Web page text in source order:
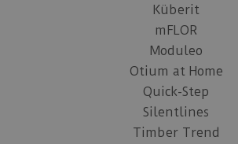
Küberit
mFLOR
Moduleo
Otium at Home
Quick-Step
Silentlines
Timber Trend